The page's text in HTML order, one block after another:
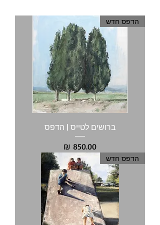
הדפס חדש
ברושים לטייס | הדפס
מחיר
הדפס חדש